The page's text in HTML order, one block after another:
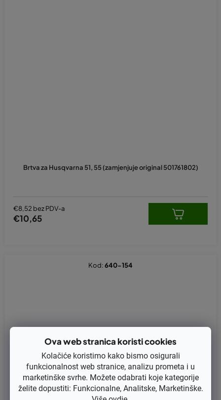
Ova web stranica koristi cookies
Kolačiće koristimo kako bismo osigurali
funkcionalnost web stranice, analizu prometa i u
marketinške svrhe. Možete odabrati koje kategorije
želite dopustiti: Funkcionalne, Analitske, Marketinške.
Brtva za Husqvarna 51, 55 (zamjenjuje original 501761802)
€8,52 bez PDV-a
€10,65
Kod:640-154